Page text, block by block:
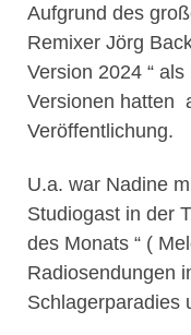
Aufgrund des
Remixer Jörg
Version 2024 “
Versionen hatten
Veröffentlichung.
U.a. war Nadine
Studiogast in der
des Monats “ (
Radiosendungen
Schlagerparadies